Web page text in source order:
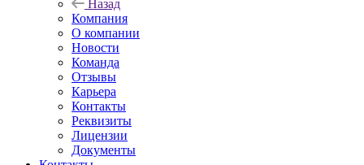
Назад
Компания
О компании
Новости
Команда
Отзывы
Карьера
Контакты
Реквизиты
Лицензии
Документы